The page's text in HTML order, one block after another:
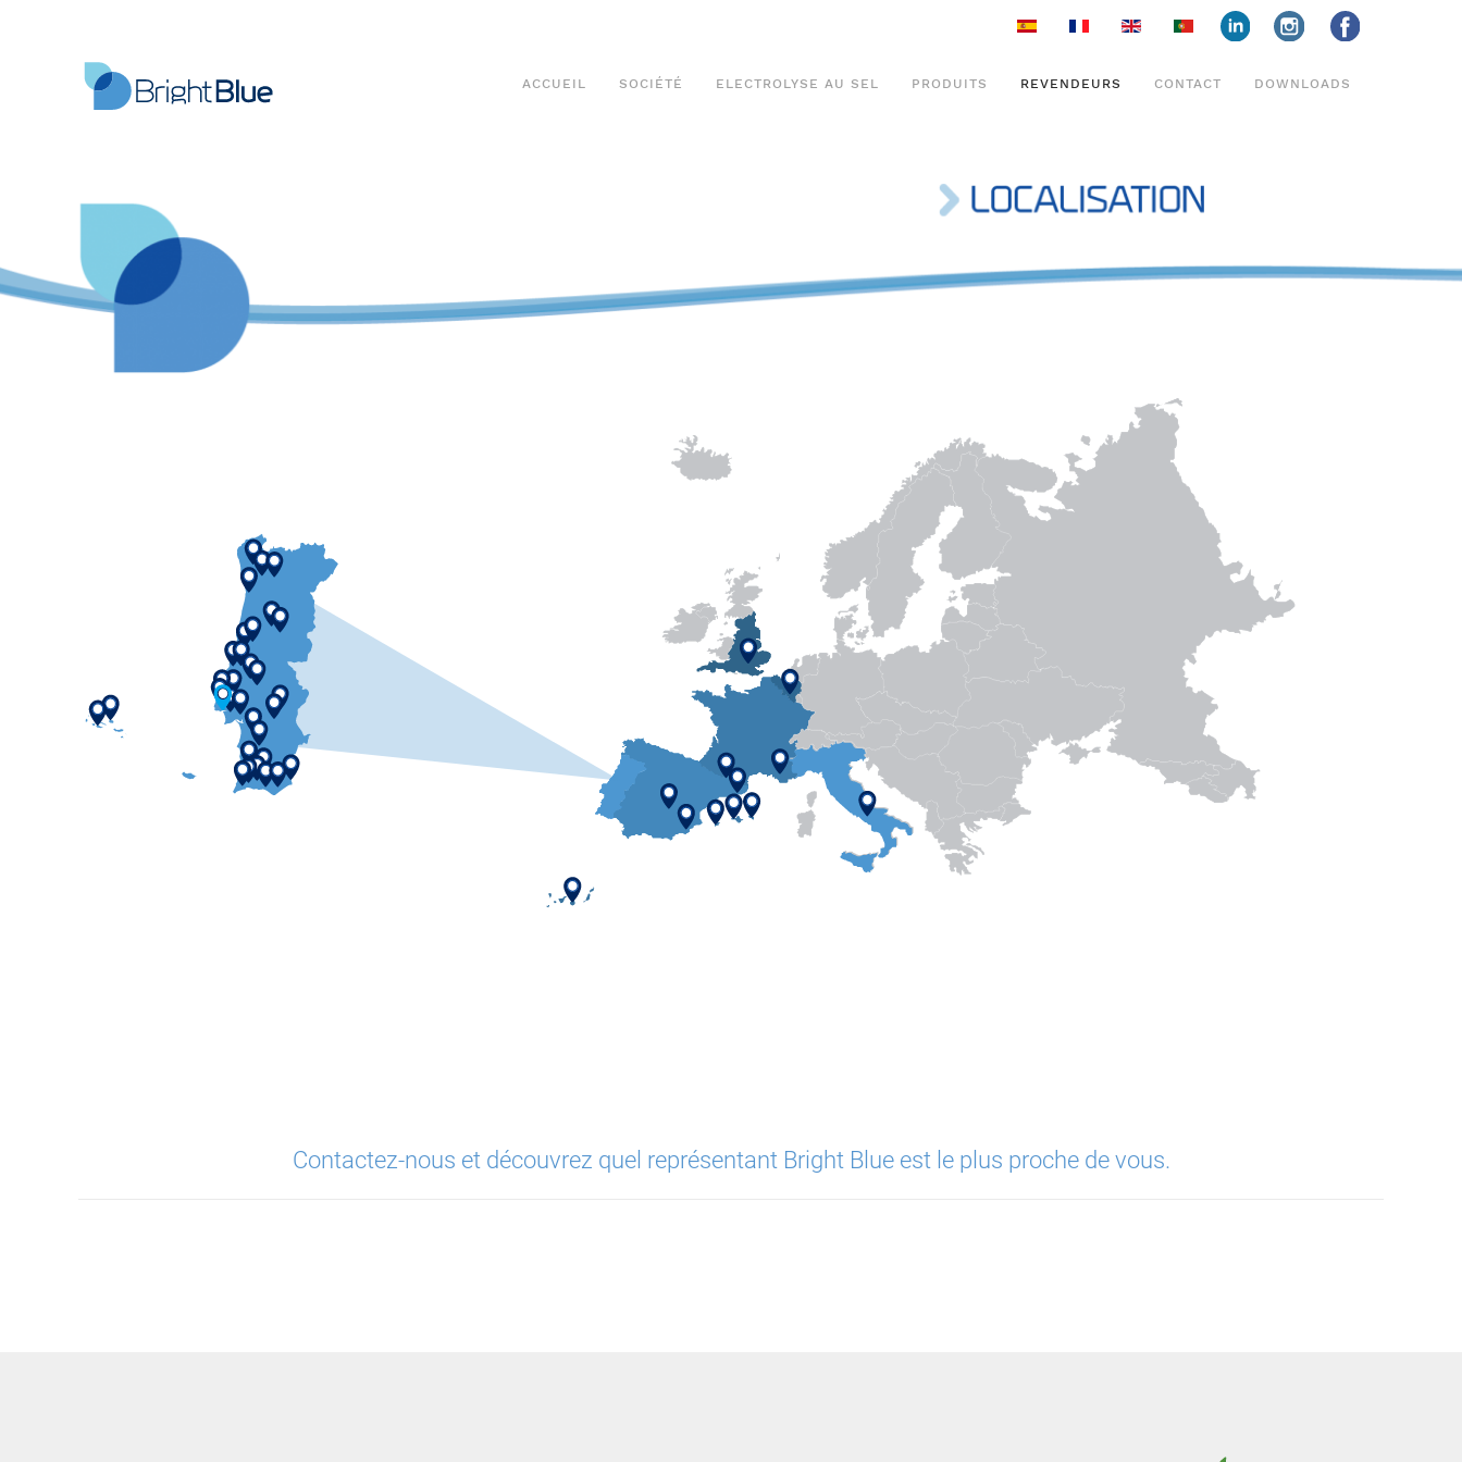
insta
ACCUEIL SOCIÉTÉ ELECTROLYSE AU SEL PRODUITS REVENDEURS CONTACT DOWNLOADS
Contactez-nous et découvrez quel représentant Bright Blue est le plus proche de vous.